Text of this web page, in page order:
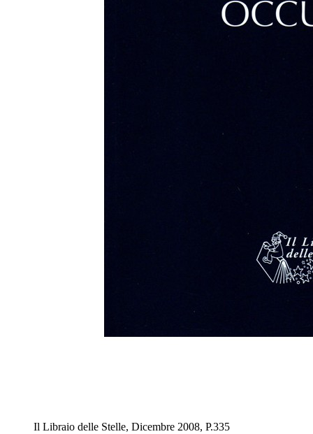
Il Libraio delle Stelle, Dicembre 2008, P.335